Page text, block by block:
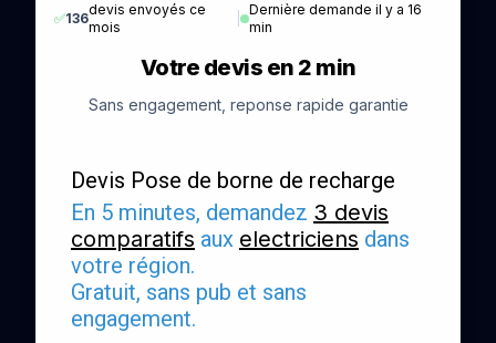
✅136
devis envoyés ce
mois
Dernière demande il y a 16
min
Votre devis en 2 min
Sans engagement, reponse rapide garantie
Devis Pose de borne de recharge
En 5 minutes, demandez 3 devis
comparatifs aux electriciens dans
votre région.
Gratuit, sans pub et sans
engagement.